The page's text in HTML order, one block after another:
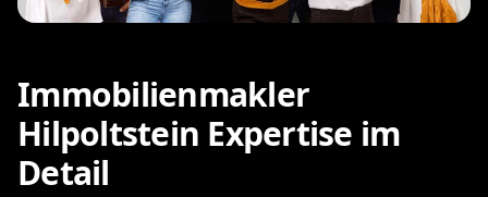
Immobilienmakler
Hilpoltstein Expertise im
Detail